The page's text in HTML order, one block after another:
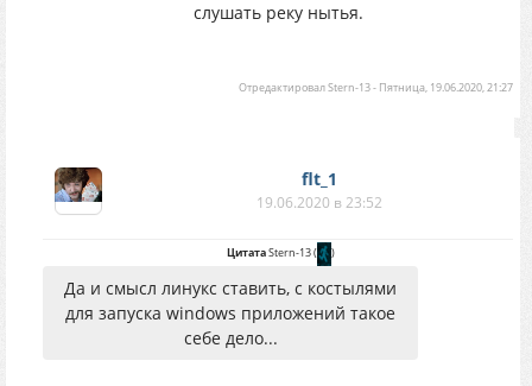
слушать реку нытья.
ОтредактировалStern-13- Пятница, 19.06.2020, 21:27
flt_1
19.06.2020 в 23:52
ЦитатаStern-13( )
Да и смысл линукс ставить, с костылями
для запуска windows приложений такое
себе дело...